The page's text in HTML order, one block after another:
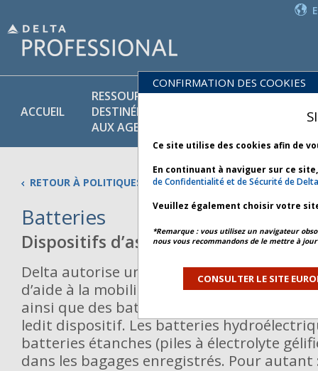
ACCUEIL
RESSOURCES
DESTINÉES
AUX AGENTS
ET
RETOUR À POLITIQUES COMMERCIALES
Batteries
Dispositifs d’assistance
Delta autorise un passager à voyager
d’aide à la mobilité/d’assistance
ainsi que des batteries de rechange
ledit dispositif. Les batteries
batteries étanches (piles à électrolyte
dans les bagages enregistrés. Pour autant
CONFIRMATION DES COOKIES
Ce site utilise des cookies afin de
En continuant à naviguer sur ce
de Confidentialité et de Sécurité de Delta
Veuillez également choisir votre
*Remarque : vous utilisez un navigateur
nous vous recommandons de le mettre à
CONSULTER LE SITE